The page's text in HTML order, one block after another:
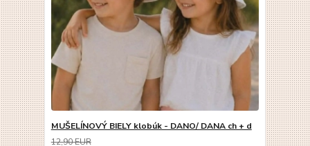
MUŠELÍNOVÝ BIELY klobúk - DANO/ DANA ch + d
12,90 EUR